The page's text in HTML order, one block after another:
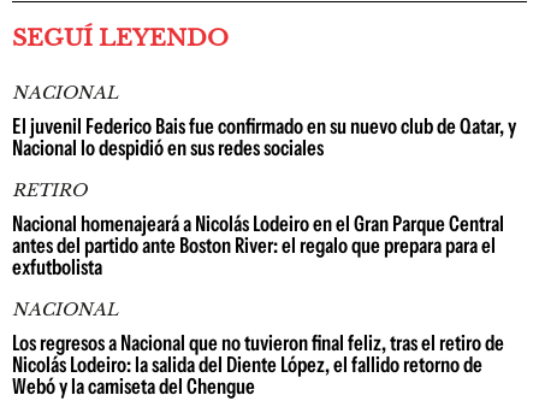
SEGUÍ LEYENDO
NACIONAL
El juvenil Federico Bais fue confirmado en su nuevo club de Qatar, y
Nacional lo despidió en sus redes sociales
RETIRO
Nacional homenajeará a Nicolás Lodeiro en el Gran Parque Central
antes del partido ante Boston River: el regalo que prepara para el
exfutbolista
NACIONAL
Los regresos a Nacional que no tuvieron final feliz, tras el retiro de
Nicolás Lodeiro: la salida del Diente López, el fallido retorno de
Webó y la camiseta del Chengue